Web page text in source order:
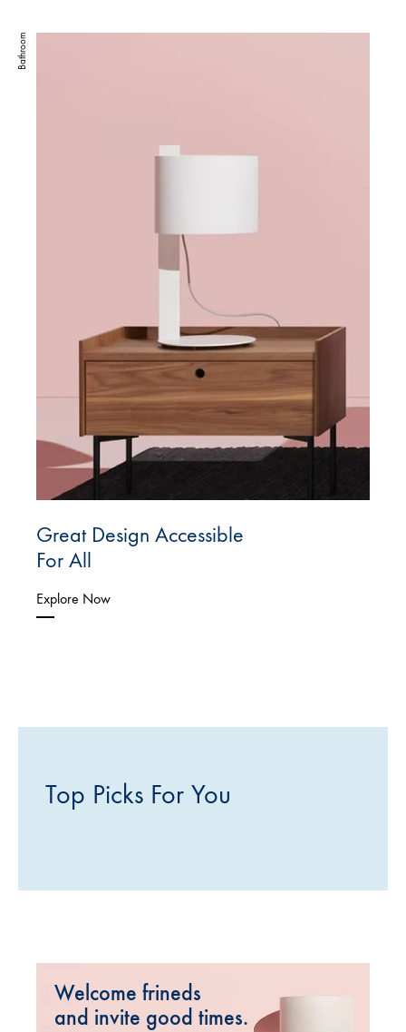
Bathroom
Great Design Accessible
For All
Explore Now
Top Picks For You
Welcome frineds
and invite good times.